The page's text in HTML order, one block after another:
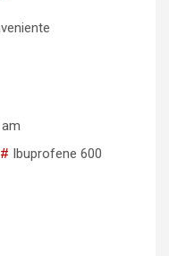
Ibuprofene 600